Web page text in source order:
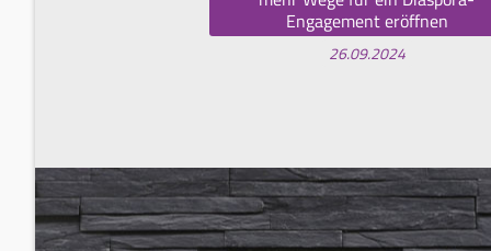
Engagement eröffnen
26.09.2024